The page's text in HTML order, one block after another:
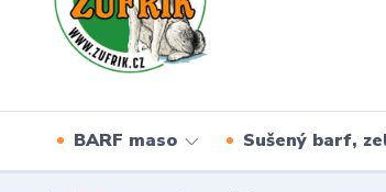
BARF maso Sušený barf,